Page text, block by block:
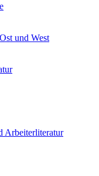
und West
Arbeiterliteratur